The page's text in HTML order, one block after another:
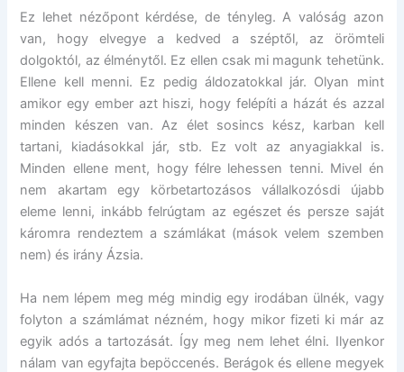
Ez lehet nézőpont kérdése, de tényleg. A valóság azon
van, hogy elvegye a kedved a széptől, az örömteli
dolgoktól, az élménytől. Ez ellen csak mi magunk tehetünk.
Ellene kell menni. Ez pedig áldozatokkal jár. Olyan mint
amikor egy ember azt hiszi, hogy felépíti a házát és azzal
minden készen van. Az élet sosincs kész, karban kell
tartani, kiadásokkal jár, stb. Ez volt az anyagiakkal is.
Minden ellene ment, hogy félre lehessen tenni. Mivel én
nem akartam egy körbetartozásos vállalkozósdi újabb
eleme lenni, inkább felrúgtam az egészet és persze saját
káromra rendeztem a számlákat (mások velem szemben
nem) és irány Ázsia.
Ha nem lépem meg még mindig egy irodában ülnék, vagy
folyton a számlámat nézném, hogy mikor fizeti ki már az
egyik adós a tartozását. Így meg nem lehet élni. Ilyenkor
nálam van egyfajta bepöccenés. Berágok és ellene megyek